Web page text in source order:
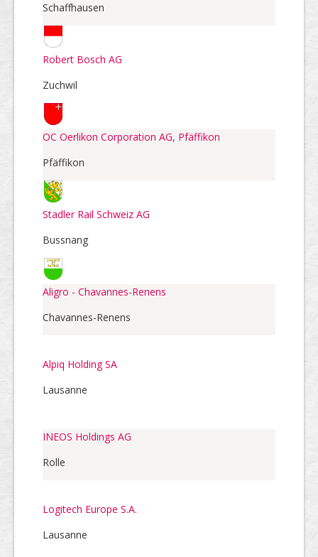
Schaffhausen
Robert Bosch AG
Zuchwil
OC Oerlikon Corporation AG, Pfäffikon
Pfäffikon
Stadler Rail Schweiz AG
Bussnang
Aligro - Chavannes-Renens
Chavannes-Renens
Alpiq Holding SA
Lausanne
INEOS Holdings AG
Rolle
Logitech Europe S.A.
Lausanne